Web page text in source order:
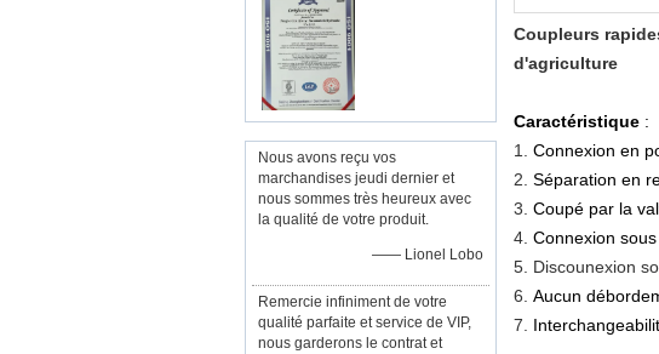
Nous avons reçu vos
marchandises jeudi dernier et
nous sommes très heureux avec
la qualité de votre produit.
—— Lionel Lobo
Remercie infiniment de votre
qualité parfaite et service de VIP,
nous garderons le contrat et
Coupleurs
d'agriculture
Caractéristique :
1. Connexion en
2. Séparation en
3. Coupé par la
4. Connexion
5. Discounexion
6. Aucun
7.